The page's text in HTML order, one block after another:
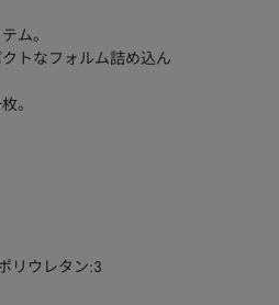
ム。
トなフォルム詰め込ん
。
リウレタン:3